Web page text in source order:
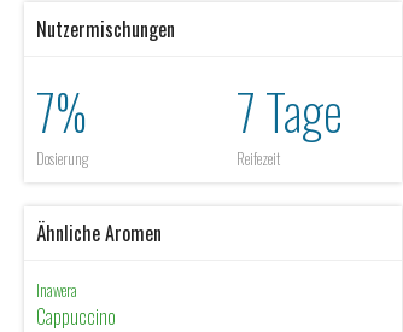
Nutzermischungen
7%
Dosierung
7 Tage
Reifezeit
Ähnliche Aromen
Inawera
Cappuccino